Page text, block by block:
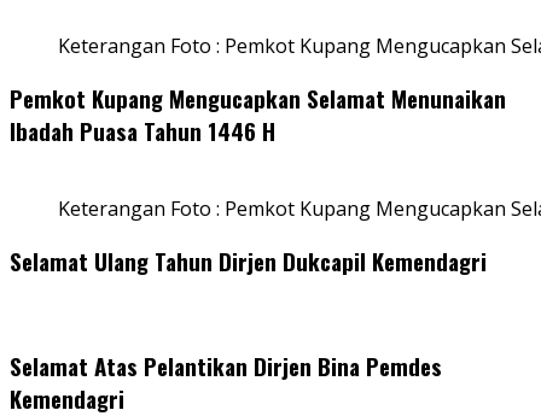
Keterangan Foto : Pemkot Kupang Mengucapkan
Pemkot Kupang Mengucapkan Selamat Menunaikan
Ibadah Puasa Tahun 1446 H
Keterangan Foto : Pemkot Kupang Mengucapkan
Selamat Ulang Tahun Dirjen Dukcapil Kemendagri
Selamat Atas Pelantikan Dirjen Bina Pemdes
Kemendagri